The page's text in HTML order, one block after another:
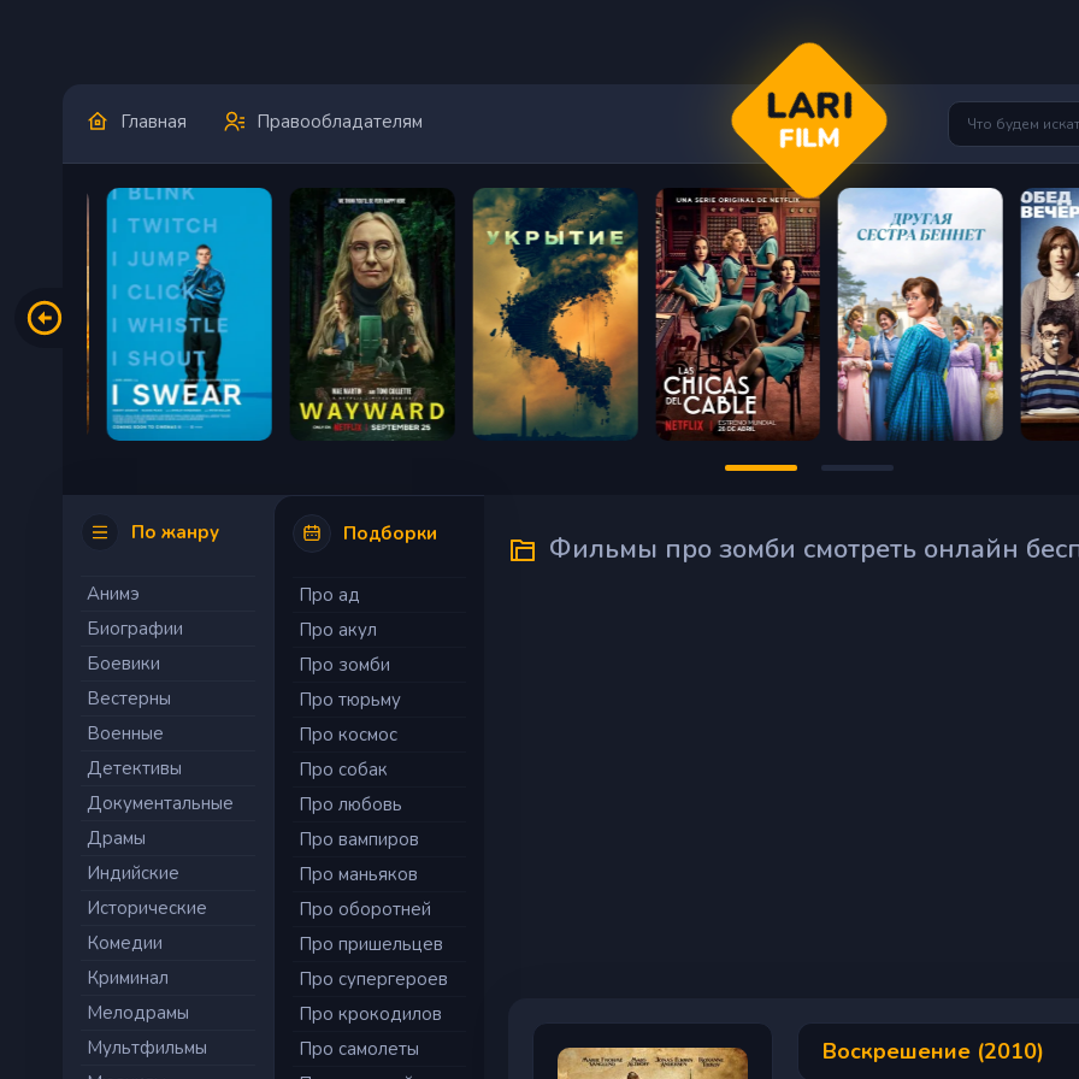
Главная Правообладателям LARI
FILM
По жанру
Анимэ
Биографии
Боевики
Вестерны
Военные
Детективы
Документальные
Драмы
Индийские
Исторические
Комедии
Криминал
Мелодрамы
Мультфильмы
Подборки
Про ад
Про акул
Про зомби
Про тюрьму
Про космос
Про собак
Про любовь
Про вампиров
Про маньяков
Про оборотней
Про пришельцев
Про супергероев
Про крокодилов
Про самолеты
Фильмы про зомби смотреть онлайн
Воскрешение (2010)